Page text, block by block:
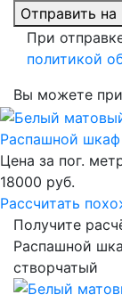
Отправить на
При
политикой
Вы можете
Распашной
Цена за пог.
18000 руб.
Рассчитать
Получите
Распашной
створчатый